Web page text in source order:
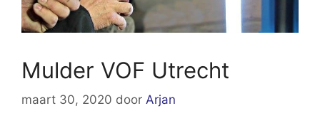
Mulder VOF Utrecht
maart 30, 2020 door Arjan